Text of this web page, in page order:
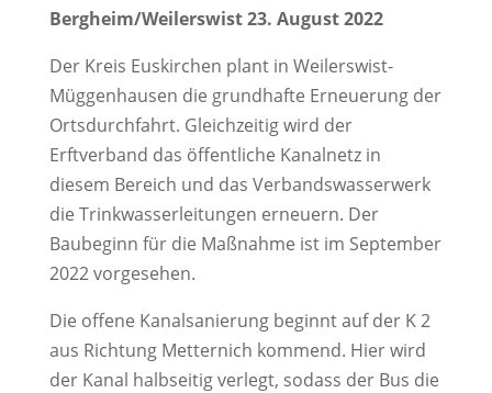
Bergheim/Weilerswist 23. August 2022
Der Kreis Euskirchen plant in Weilerswist-
Müggenhausen die grundhafte Erneuerung der
Ortsdurchfahrt. Gleichzeitig wird der
Erftverband das öffentliche Kanalnetz in
diesem Bereich und das Verbandswasserwerk
die Trinkwasserleitungen erneuern. Der
Baubeginn für die Maßnahme ist im September
2022 vorgesehen.
Die offene Kanalsanierung beginnt auf der K 2
aus Richtung Metternich kommend. Hier wird
der Kanal halbseitig verlegt, sodass der Bus die